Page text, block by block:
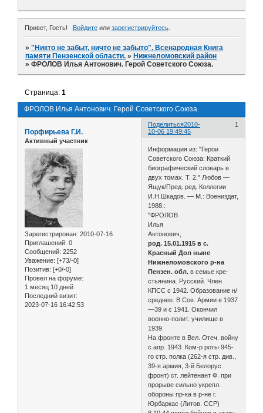
Привет, Гость! Войдитеили зарегистрируйтесь.
»"Никто не забыт, ничто не забыто". Всенародная Книга
памяти Пензенской области. » Нижнеломовский район
»ФРОЛОВ Илья Антонович. Герой Советского Союза.
ФРОЛОВ Илья Антонович. Герой Советского Союза.
Страница:1
Поделиться 1
2010-
10-06 19:49:45
Порфирьева Г.И.
Активный участник
Зарегистрирован: 2010-07-16
Приглашений: 0
Сообщений: 2252
Уважение: [+73/-0]
Позитив: [+0/-0]
Провел на форуме:
1 месяц 10 дней
Последний визит:
2023-07-16 16:42:53
Информация из: "Герои
Советского Союза: Краткий
биографический словарь в
двух томах. Т. 2." Любов —
Ящук/Пред. ред. Коллегии
И.Н.Шкадов. — М.: Воениздат,
1988.:
"ФРОЛОВ
Илья
Антонович,
род. 15.01.1915 в с.
Красный Дол ныне
Нижнеломовского р-на
Пензен. обл.в семье кре­
стьянина. Русский. Член
КПСС с 1942. Образование н/
среднее. В Сов. Армии в 1937
—39 и с 1941. Окончил
военно-полит. училище в
1939.
На фронте в Вел. Отеч. войну
с апр. 1943. Ком-р роты 945-
го стр. полка (262-я стр. див.,
39-я армия, 3-й Белорус.
фронт) ст. лейтенант Ф. при
прорыве сильно укрепл.
обороны пр-ка в р-не г.
Юрбаркас (Литов. ССР)